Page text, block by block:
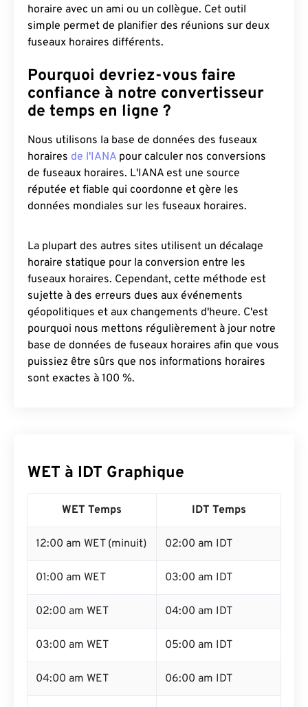
horaire avec un ami ou un collègue. Cet outil
simple permet de planifier des réunions sur deux
fuseaux horaires différents.
Pourquoi devriez-vous faire
confiance à notre convertisseur
de temps en ligne ?
Nous utilisons la base de données des fuseaux
horaires de l'IANA pour calculer nos conversions
de fuseaux horaires. L'IANA est une source
réputée et fiable qui coordonne et gère les
données mondiales sur les fuseaux horaires.
La plupart des autres sites utilisent un décalage
horaire statique pour la conversion entre les
fuseaux horaires. Cependant, cette méthode est
sujette à des erreurs dues aux événements
géopolitiques et aux changements d'heure. C'est
pourquoi nous mettons régulièrement à jour notre
base de données de fuseaux horaires afin que vous
puissiez être sûrs que nos informations horaires
sont exactes à 100 %.
WET à IDT Graphique
WET Temps IDT Temps
12:00 am WET (minuit) 02:00 am IDT
01:00 am WET 03:00 am IDT
02:00 am WET 04:00 am IDT
03:00 am WET 05:00 am IDT
04:00 am WET 06:00 am IDT